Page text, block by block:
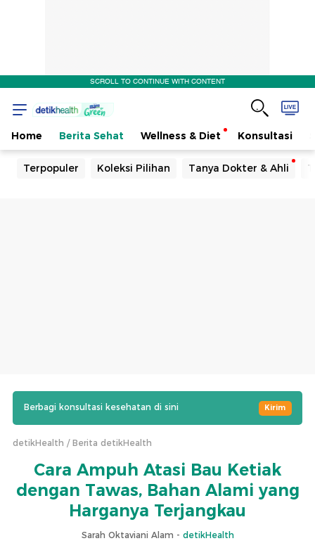
SCROLL TO CONTINUE WITH CONTENT
Home Berita Sehat Wellness & Diet Konsultasi
Terpopuler Koleksi Pilihan Tanya Dokter & Ahli
Berbagi konsultasi kesehatan di sini Kirim
detikHealth Berita detikHealth
Cara Ampuh Atasi Bau Ketiak
dengan Tawas, Bahan Alami yang
Harganya Terjangkau
Sarah Oktaviani Alam - detikHealth